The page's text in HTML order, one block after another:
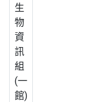
生
物
資
訊
組
(一
館)